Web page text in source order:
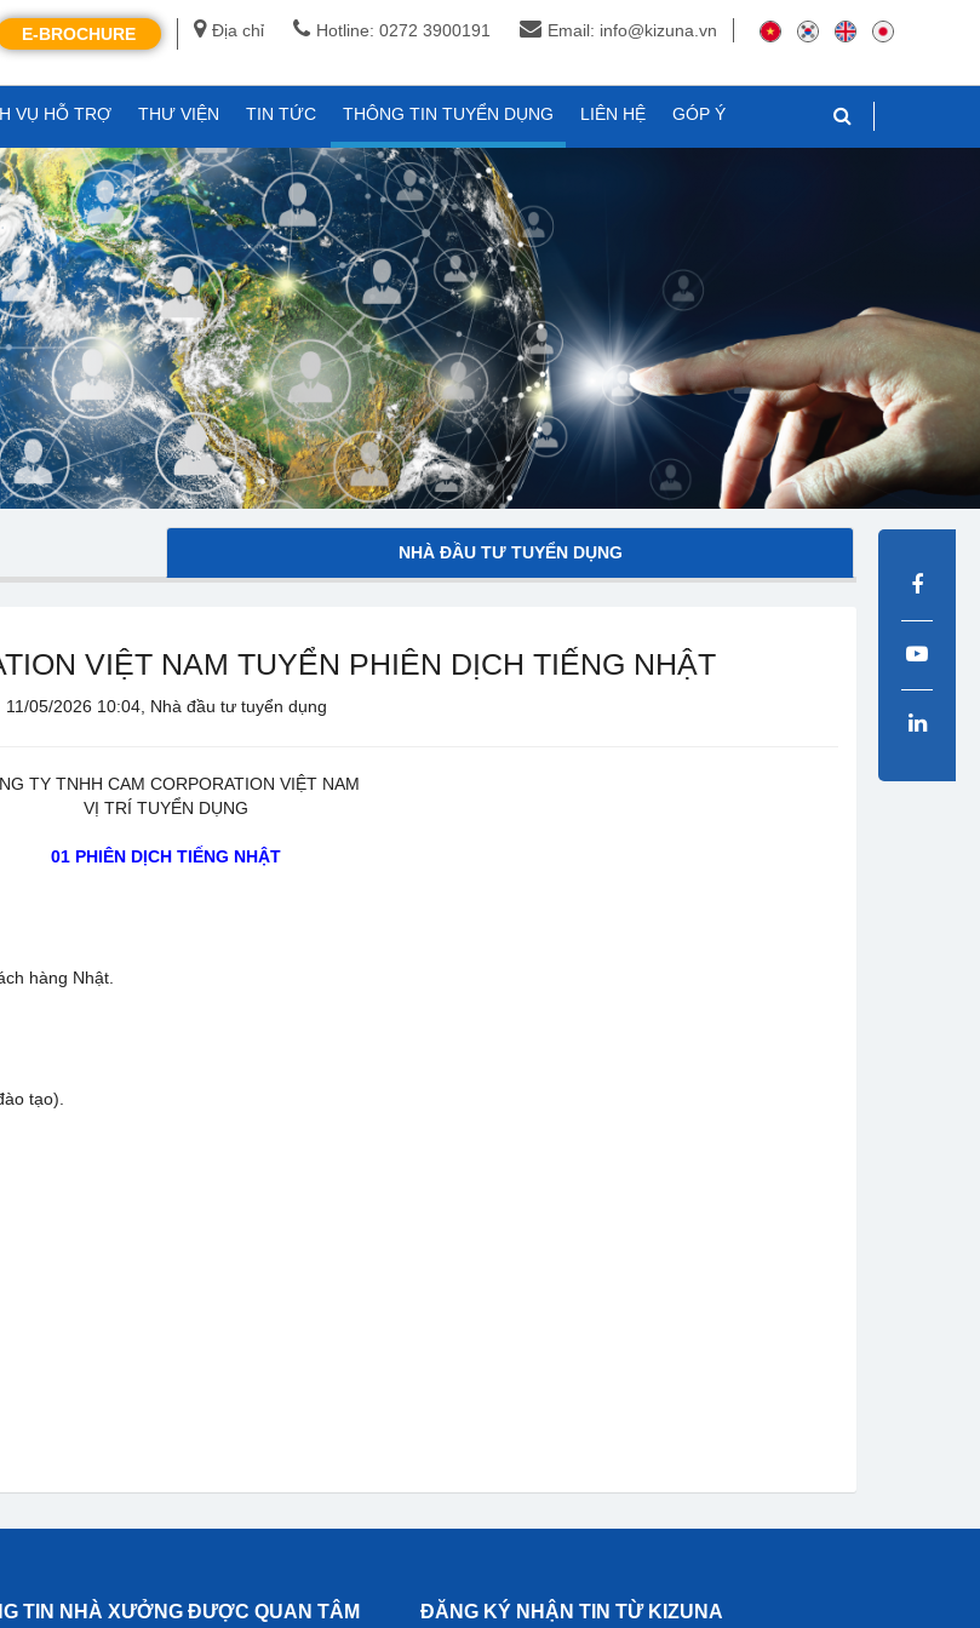
Địa chỉ Hotline: 0272 3900191 Email: info@kizuna.vn
E-BROCHURE
VỤ HỖ TRỢ THƯ VIỆN TIN TỨC THÔNG TIN TUYỂN DỤNG LIÊN HỆ GÓP Ý
NHÀ ĐẦU TƯ TUYỂN DỤNG
VIỆT NAM TUYỂN PHIÊN DỊCH TIẾNG NHẬT
11/05/2026 10:04, Nhà đầu tư tuyển dụng
TY TNHH CAM CORPORATION VIỆT NAM
VỊ TRÍ TUYỂN DỤNG
01 PHIÊN DỊCH TIẾNG NHẬT
hàng Nhật.
tạo).
TIN NHÀ XƯỞNG ĐƯỢC QUAN TÂM ĐĂNG KÝ NHẬN TIN TỪ KIZUNA